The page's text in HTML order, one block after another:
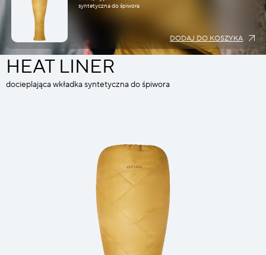
syntetyczna do śpiwora
DODAJ DO KOSZYKA
HEAT LINER
docieplająca wkładka syntetyczna do śpiwora